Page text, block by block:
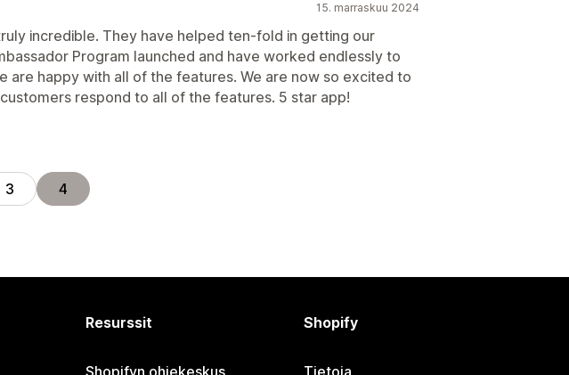
15. marraskuu 2024
incredible. They have helped ten-fold in getting our
Program launched and have worked endlessly to
are happy with all of the features. We are now so excited to
respond to all of the features. 5 star app!
3 4
Resurssit
Shopifyn ohjekeskus
Shopify
Tietoja